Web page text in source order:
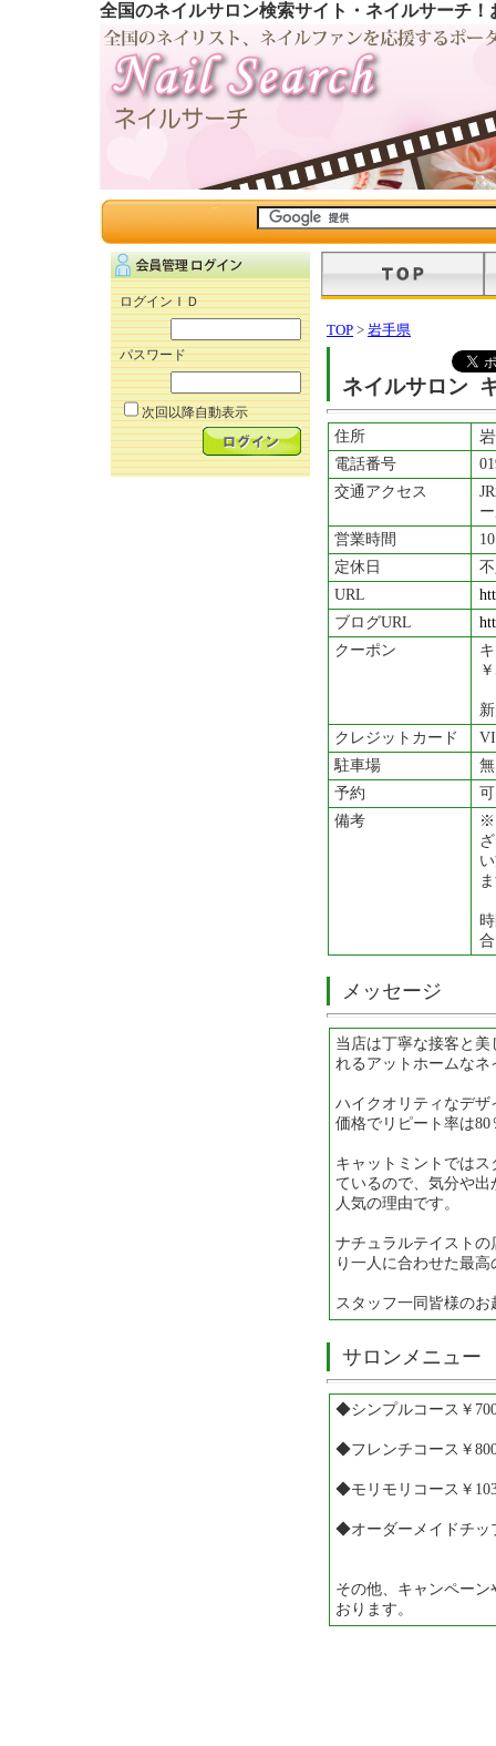
全国のネイルサロン検索サイト・ネイルサーチ
ログインＩＤ
パスワード
次回以降自動表示
TOP > 岩手県
ネイルサロン
住所
電話番号
交通アクセス
営業時間
定休日
URL
ブログURL
クーポン
クレジットカード
駐車場
無
予約
可
備考
※
メッセージ
当店は丁寧な接客と
れるアットホームなネ
ハイクオリティなデ
価格でリピート率は80
キャットミントでは
ているので、気分や
人気の理由です。
ナチュラルテイスト
り一人に合わせた最
スタッフ一同皆様の
サロンメニュー
◆シンプルコース￥
◆フレンチコース￥
◆モリモリコース￥
◆オーダーメイドチッ
その他、キャンペー
おります。